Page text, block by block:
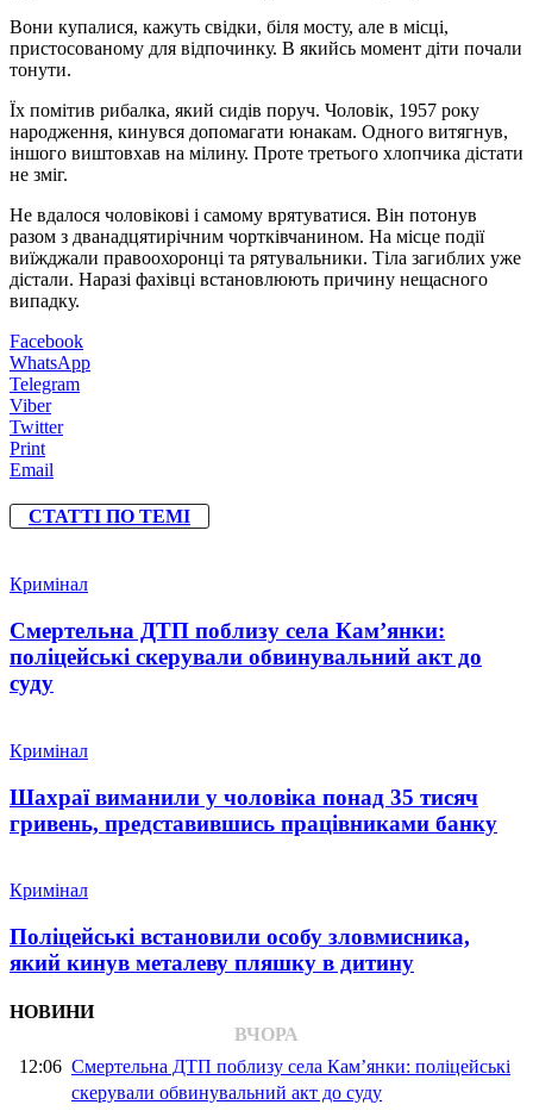
Вони купалися, кажуть свідки, біля мосту, але в місці,
пристосованому для відпочинку. В якийсь момент діти почали
тонути.
Їх помітив рибалка, який сидів поруч. Чоловік, 1957 року
народження, кинувся допомагати юнакам. Одного витягнув,
іншого виштовхав на мілину. Проте третього хлопчика дістати
не зміг.
Не вдалося чоловікові і самому врятуватися. Він потонув
разом з дванадцятирічним чортківчанином. На місце події
виїжджали правоохоронці та рятувальники. Тіла загиблих уже
дістали. Наразі фахівці встановлюють причину нещасного
випадку.
Facebook
WhatsApp
Telegram
Viber
Twitter
Print
Email
СТАТТІ ПО ТЕМІ
Кримінал
Смертельна ДТП поблизу села Кам’янки:
поліцейські скерували обвинувальний акт до
суду
Кримінал
Шахраї виманили у чоловіка понад 35 тисяч
гривень, представившись працівниками банку
Кримінал
Поліцейські встановили особу зловмисника,
який кинув металеву пляшку в дитину
НОВИНИ
ВЧОРА
12:06 Смертельна ДТП поблизу села Кам’янки: поліцейські
скерували обвинувальний акт до суду